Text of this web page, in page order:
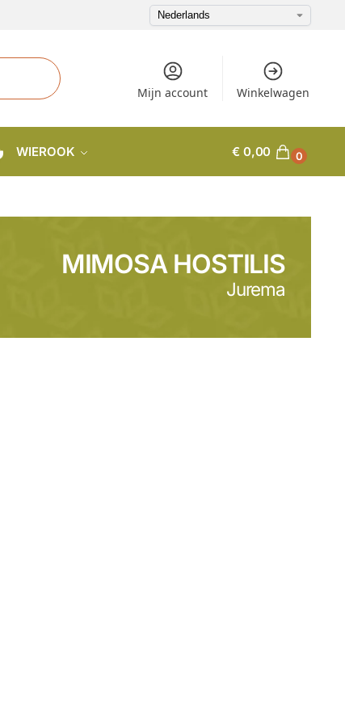
Mijn account Winkelwagen
WIEROOK € 0,00 0
MIMOSA HOSTILIS
Jurema